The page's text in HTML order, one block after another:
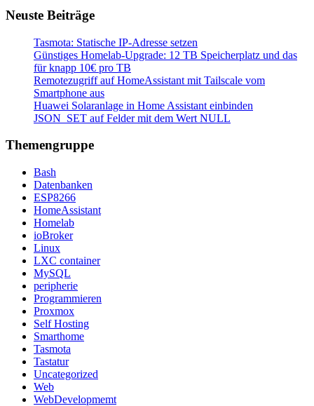
Neuste Beiträge
Tasmota: Statische IP-Adresse setzen
Günstiges Homelab-Upgrade: 12 TB Speicherplatz und das
für knapp 10€ pro TB
Remotezugriff auf HomeAssistant mit Tailscale vom
Smartphone aus
Huawei Solaranlage in Home Assistant einbinden
JSON_SET auf Felder mit dem Wert NULL
Themengruppe
Bash
Datenbanken
ESP8266
HomeAssistant
Homelab
ioBroker
Linux
LXC container
MySQL
peripherie
Programmieren
Proxmox
Self Hosting
Smarthome
Tasmota
Tastatur
Uncategorized
Web
WebDevelopmemt